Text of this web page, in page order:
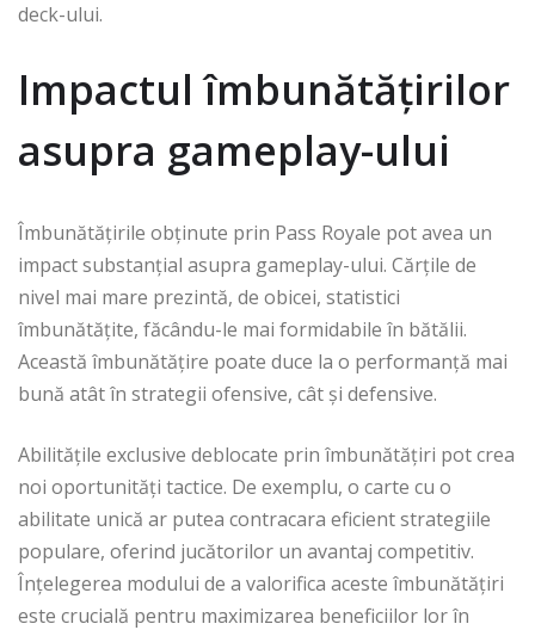
deck-ului.
Impactul îmbunătățirilor
asupra gameplay-ului
Îmbunătățirile obținute prin Pass Royale pot avea un
impact substanțial asupra gameplay-ului. Cărțile de
nivel mai mare prezintă, de obicei, statistici
îmbunătățite, făcându-le mai formidabile în bătălii.
Această îmbunătățire poate duce la o performanță mai
bună atât în strategii ofensive, cât și defensive.
Abilitățile exclusive deblocate prin îmbunătățiri pot crea
noi oportunități tactice. De exemplu, o carte cu o
abilitate unică ar putea contracara eficient strategiile
populare, oferind jucătorilor un avantaj competitiv.
Înțelegerea modului de a valorifica aceste îmbunătățiri
este crucială pentru maximizarea beneficiilor lor în